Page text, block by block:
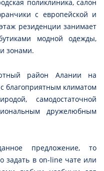
поликлиника, салон
с европейской и
резиденции занимает
модной одежды,
зонами.
район Алании на
благоприятным климатом
самодостаточной
дружелюбным
предложение, то
задать в on-line чате или